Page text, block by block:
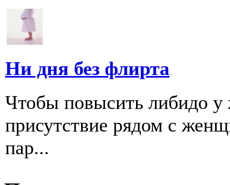
Ни дня без флирта
Чтобы повысить либидо
присутствие рядом с
пар...